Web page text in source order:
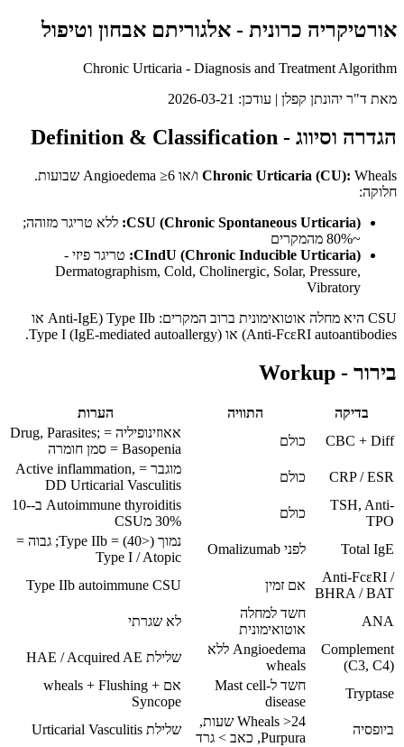
אורטיקריה כרונית - אלגוריתם אבחון וטיפול
Chronic Urticaria - Diagnosis and Treatment Algorithm
מאת ד"ר יהונתן קפלן | עודכן: 2026-03-21
הגדרה וסיווג - Definition & Classification
Chronic Urticaria (CU):
Wheals ו/או Angioedema ≥6 שבועות.
חלוקה:
CSU (Chronic Spontaneous Urticaria): ללא טריגר מזוהה;
~80% מהמקרים
CIndU (Chronic Inducible Urticaria): טריגר פיזי -
Dermatographism, Cold, Cholinergic, Solar, Pressure,
Vibratory
CSU היא מחלה אוטואימונית ברוב המקרים: Type IIb (Anti-IgE או
Anti-FcεRI autoantibodies) או Type I (IgE-mediated autoallergy).
בירור - Workup
בדיקה התוויה
הערות
CBC + Diff
כולם
אאוזינופיליה = Drug, Parasites;
Basopenia = סמן חומרה
CRP / ESR
כולם
מוגבר = Active inflammation,
DD Urticarial Vasculitis
TSH, Anti-
TPO
כולם
Autoimmune thyroiditis ב-10-
30% מCSU
Total IgE
לפני Omalizumab
נמוך (<40) = Type IIb; גבוה =
Type I / Atopic
Anti-FcεRI /
BHRA / BAT
אם זמין Type IIb autoimmune CSU
ANA
חשד למחלה
אוטואימונית
לא שגרתי
Complement
(C3, C4)
Angioedema ללא
wheals
שלילת HAE / Acquired AE
Tryptase
חשד ל-Mast cell
disease
אם wheals + Flushing +
Syncope
ביופסיה
Wheals >24 שעות,
Purpura, כאב > גרד
שלילת Urticarial Vasculitis